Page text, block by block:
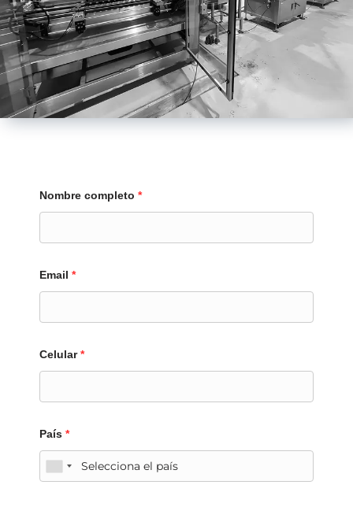
Nombre completo *
Email *
Celular *
País *